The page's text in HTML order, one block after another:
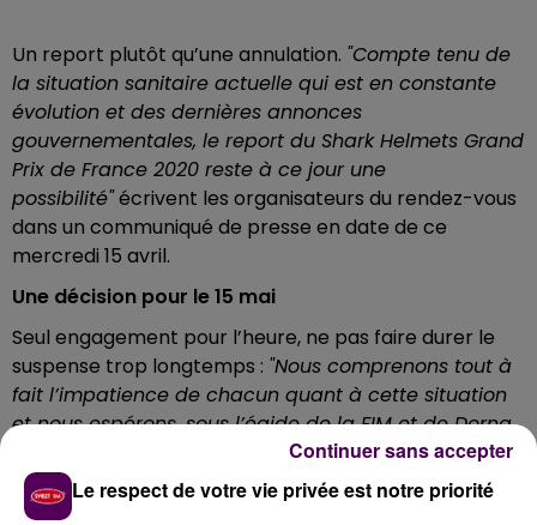
Un report plutôt qu’une annulation. "Compte tenu de
la situation sanitaire actuelle qui est en constante
évolution et des dernières annonces
gouvernementales, le report du Shark Helmets Grand
Prix de France 2020 reste à ce jour une
possibilité"écrivent les organisateurs du rendez-vous
dans un communiqué de presse en date de ce
mercredi 15 avril.
Une décision pour le 15 mai
Seul engagement pour l’heure, ne pas faire durer le
suspense trop longtemps : "Nous comprenons tout à
fait l’impatience de chacun quant à cette situation
et nous espérons, sous l’égide de la FIM et de Dorna,
pouvoir prendre une décision au 15 mai prochain,
nous permettant ainsi de répondre à l’attente de
nos fidèles spectateurs"
indique-t-on.
Le respect de votre vie privée est notre priorité
Continuer sans accepter